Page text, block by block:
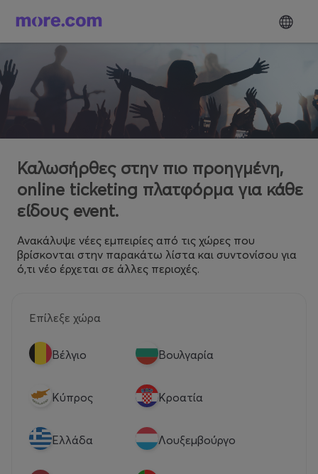
Καλωσήρθες στην πιο προηγμένη,
online ticketing πλατφόρμα για κάθε
είδους event.
Ανακάλυψε νέες εμπειρίες από τις χώρες που
βρίσκονται στην παρακάτω λίστα και συντονίσου για
ό,τι νέο έρχεται σε άλλες περιοχές.
Επίλεξε χώρα
Βέλγιο Βουλγαρία
Κύπρος Κροατία
Eλλάδα Λουξεμβούργο